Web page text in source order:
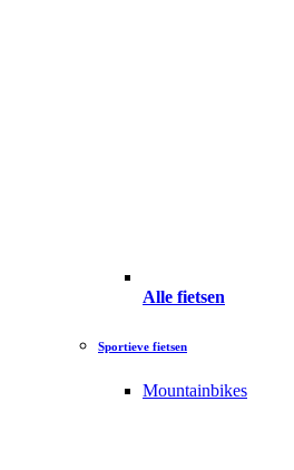
Alle fietsen
Sportieve fietsen
Mountainbikes